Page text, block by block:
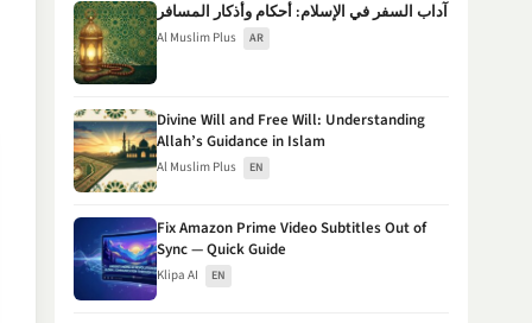
آداب السفر في الإسلام: أحكام وأذكار المسافر
Al Muslim Plus AR
Divine Will and Free Will: Understanding
Allah’s Guidance in Islam
Al Muslim Plus EN
Fix Amazon Prime Video Subtitles Out of
Sync — Quick Guide
Klipa AI EN